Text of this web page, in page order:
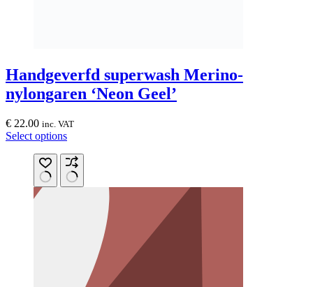
Handgeverfd superwash Merino-
nylongaren ‘Neon Geel’
€ 22.00 inc. VAT
Select optionsThis
has
multiple
variants.